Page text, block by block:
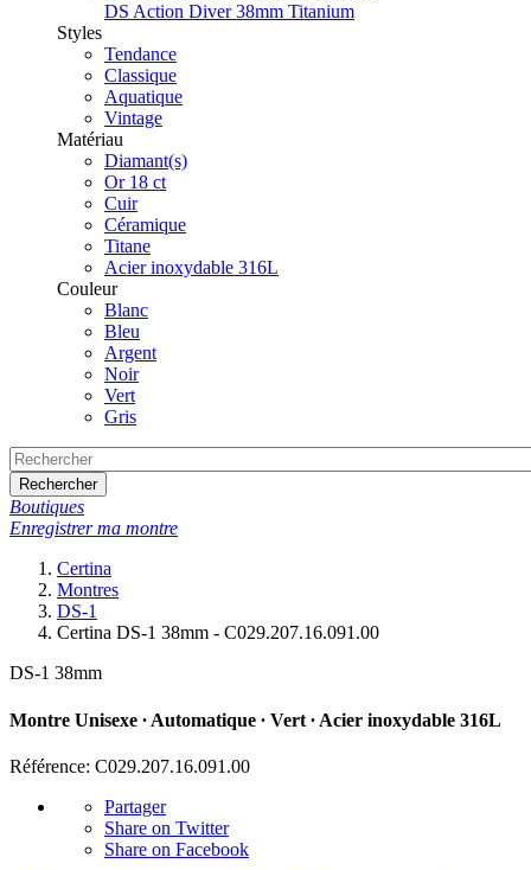
DS Action Diver 38mm Titanium
Styles
Tendance
Classique
Aquatique
Vintage
Matériau
Diamant(s)
Or 18 ct
Cuir
Céramique
Titane
Acier inoxydable 316L
Couleur
Blanc
Bleu
Argent
Noir
Vert
Gris
Rechercher
Boutiques
Enregistrer ma montre
Certina
Montres
DS-1
Certina DS-1 38mm - C029.207.16.091.00
DS-1 38mm
Montre Unisexe ∙ Automatique ∙ Vert ∙ Acier inoxydable 316L
Référence: C029.207.16.091.00
Partager
Share on Twitter
Share on Facebook